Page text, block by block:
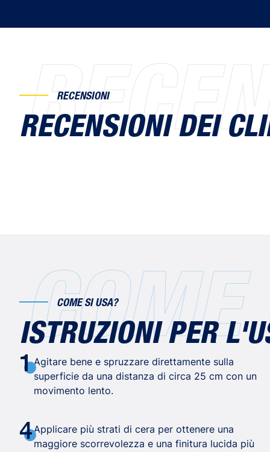
RECENSIONI
RECENSIONI DEI
COME SI USA?
ISTRUZIONI PER
1Agitare bene e spruzzare direttamente sulla
superficie da una distanza di circa 25 cm con un
movimento lento.
4Applicare più strati di cera per ottenere una
maggiore scorrevolezza e una finitura lucida più